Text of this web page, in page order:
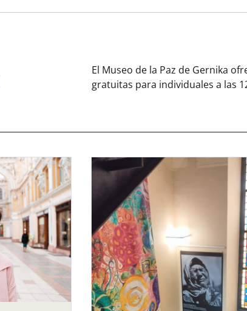
El Museo de la Paz de Gernika
gratuitas para individuales a las